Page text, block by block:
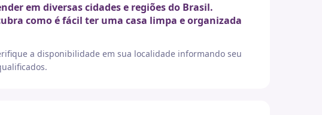
em diversas cidades e regiões do Brasil.
como é fácil ter uma casa limpa e organizada
a disponibilidade em sua localidade informando seu